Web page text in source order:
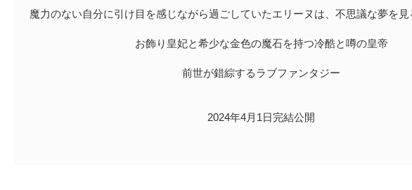
魔力のない自分に引け目を感じながら過ごしていたエリーヌは、不思議な夢を
お飾り皇妃と希少な金色の魔石を持つ冷酷と噂の皇帝
前世が錯綜するラブファンタジー
2024年4月1日完結公開